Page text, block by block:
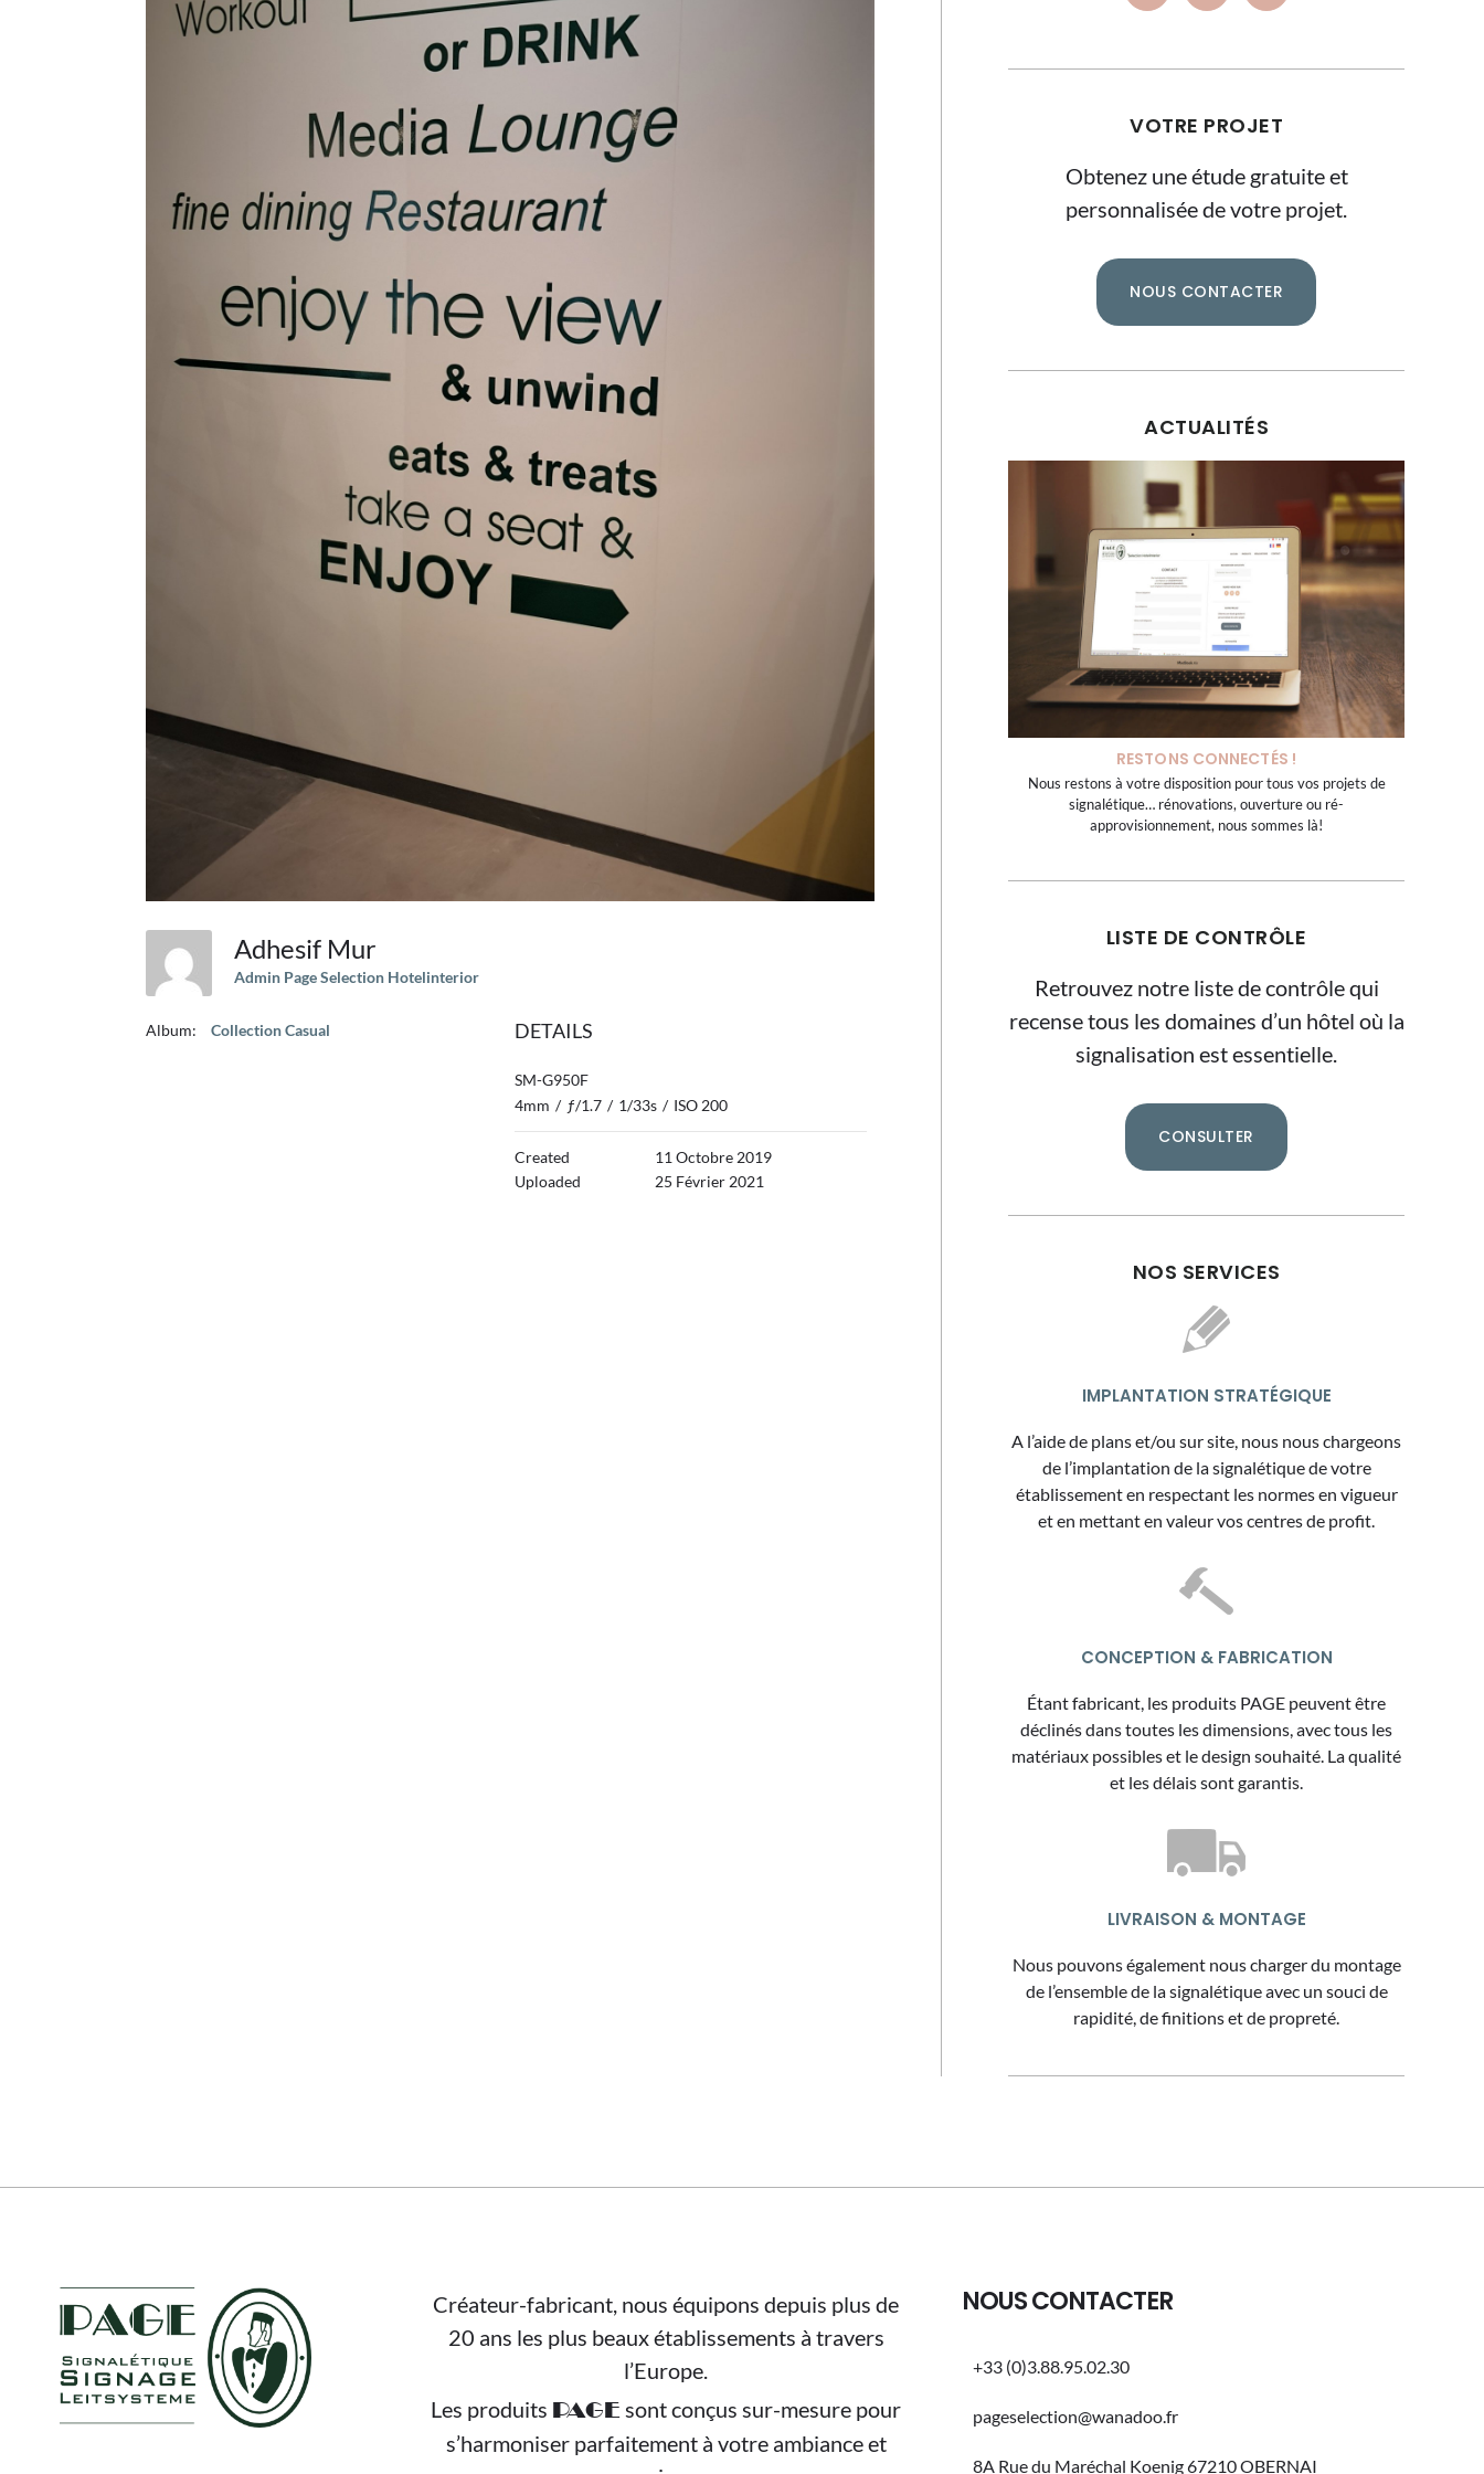
Adhesif Mur
Admin Page Selection Hotelinterior
Album: Collection Casual DETAILS
SM-G950F
4mm / ƒ/1.7 / 1/33s / ISO 200
Created
11 Octobre 2019
Uploaded
25 Février 2021
VOTRE PROJET
Obtenez une étude gratuite et
personnalisée de votre projet.
NOUS CONTACTER
ACTUALITÉS
RESTONS CONNECTÉS !
Nous restons à votre disposition pour tous vos projets de
signalétique… rénovations, ouverture ou ré-
approvisionnement, nous sommes là!
LISTE DE CONTRÔLE
Retrouvez notre liste de contrôle qui
recense tous les domaines d’un hôtel où la
signalisation est essentielle.
CONSULTER
NOS SERVICES
IMPLANTATION STRATÉGIQUE
A l’aide de plans et/ou sur site, nous nous chargeons
de l’implantation de la signalétique de votre
établissement en respectant les normes en vigueur
et en mettant en valeur vos centres de profit.
CONCEPTION & FABRICATION
Étant fabricant, les produits PAGE peuvent être
déclinés dans toutes les dimensions, avec tous les
matériaux possibles et le design souhaité. La qualité
et les délais sont garantis.
LIVRAISON & MONTAGE
Nous pouvons également nous charger du montage
de l’ensemble de la signalétique avec un souci de
rapidité, de finitions et de propreté.
Créateur-fabricant, nous équipons depuis plus de
20 ans les plus beaux établissements à travers
l’Europe.
Les produits PAGEsont conçus sur-mesure pour
s’harmoniser parfaitement à votre ambiance et
NOUS CONTACTER
+33 (0)3.88.95.02.30
pageselection@wanadoo.fr
8A Rue du Maréchal Koenig 67210 OBERNAI